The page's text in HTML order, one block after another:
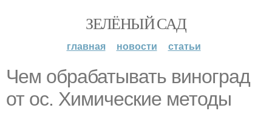
ЗЕЛЁНЫЙ САД
главная новости статьи
Чем обрабатывать виноград
от ос. Химические методы